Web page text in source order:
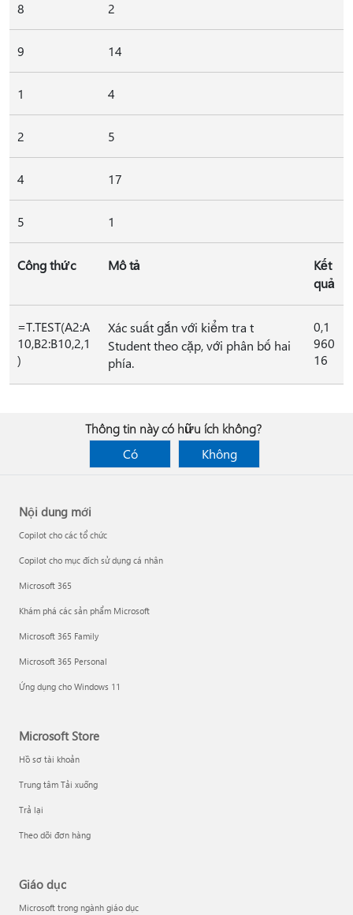
8 2
9 14
1 4
2 5
4 17
5 1
Công thức Mô tả
Kết
quả
=T.TEST(A2:A
10,B2:B10,2,1
)
Xác suất gắn với kiểm tra t
Student theo cặp, với phân bố hai
phía.
0,1
960
16
Thông tin này có hữu ích không?
Có
Không
Nội dung mới
Copilot cho các tổ chức
Copilot cho mục đích sử dụng cá nhân
Microsoft 365
Khám phá các sản phẩm Microsoft
Microsoft 365 Family
Microsoft 365 Personal
Ứng dụng cho Windows 11
Microsoft Store
Hồ sơ tài khoản
Trung tâm Tải xuống
Trả lại
Theo dõi đơn hàng
Giáo dục
Microsoft trong ngành giáo dục